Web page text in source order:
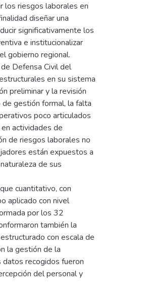
los riesgos laborales en
diseñar una
significativamente los
e institucionalizar
gobierno regional.
Defensa Civil del
en su sistema
preliminar y la revisión
gestión formal, la falta
poco articulados
actividades de
de riesgos laborales no
están expuestos a
de sus
cuantitativo, con
aplicado con nivel
por los 32
también la
con escala de
la gestión de la
recogidos fueron
del personal y